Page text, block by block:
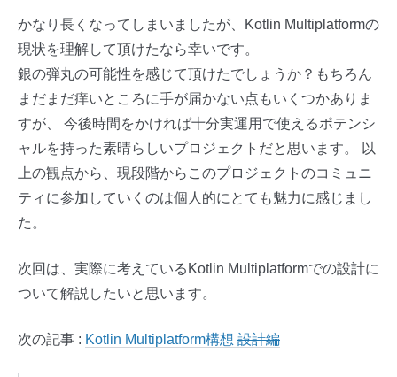
かなり長くなってしまいましたが、Kotlin Multiplatformの
現状を理解して頂けたなら幸いです。
銀の弾丸の可能性を感じて頂けたでしょうか？もちろん
まだまだ痒いところに手が届かない点もいくつかありま
すが、 今後時間をかければ十分実運用で使えるポテンシ
ャルを持った素晴らしいプロジェクトだと思います。 以
上の観点から、現段階からこのプロジェクトのコミュニ
ティに参加していくのは個人的にとても魅力に感じまし
た。
次回は、実際に考えているKotlin Multiplatformでの設計に
ついて解説したいと思います。
次の記事 : Kotlin Multiplatform構想 設計編